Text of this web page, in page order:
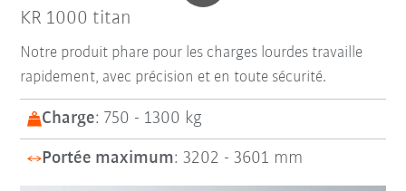
KR 1000 titan
Notre produit phare pour les charges lourdes travaille
rapidement, avec précision et en toute sécurité.
Charge: 750 - 1300 kg
Portée maximum: 3202 - 3601 mm